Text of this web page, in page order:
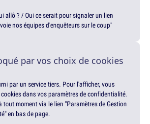
allô ? / Oui ce serait pour signaler un lien
nos équipes d'enquêteurs sur le coup"
par vos choix de cookies
par un service tiers. Pour l'afficher, vous
dans vos paramètres de confidentialité.
tout moment via le lien "Paramètres de Gestion
en bas de page.